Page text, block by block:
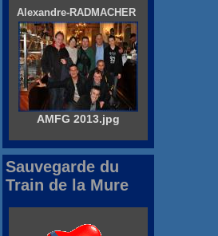
Alexandre-RADMACHER
AMFG 2013.jpg
Sauvegarde du
Train de la Mure